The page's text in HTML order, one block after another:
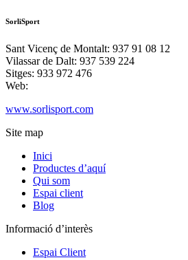
SorliSport
Sant Vicenç de Montalt: 937 91 08 12
Vilassar de Dalt: 937 539 224
Sitges: 933 972 476
Web:
www.sorlisport.com
Site map
Inici
Productes d’aquí
Qui som
Espai client
Blog
Informació d’interès
Espai Client